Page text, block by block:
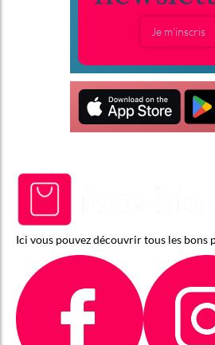
Je m'inscris
Ici vous pouvez découvrir tous les bons